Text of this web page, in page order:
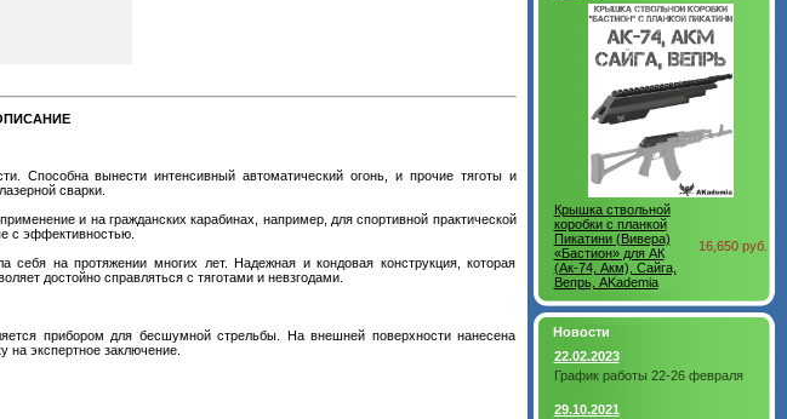
Способна вынести интенсивный автоматический огонь, и прочие тяготы и
сварки.
и на гражданских карабинах, например, для спортивной практической
с эффективностью.
себя на протяжении многих лет. Надежная и кондовая конструкция, которая
достойно справляться с тяготами и невзгодами.
прибором для бесшумной стрельбы. На внешней поверхности нанесена
на экспертное заключение.
Крышка ствольной
коробки с планкой
Пикатини (Вивера)
«Бастион» для АК
(Ак-74, Акм), Сайга,
Вепрь, AKademia
16,650 руб.
Новости
22.02.2023
График работы 22-26 февраля
29.10.2021